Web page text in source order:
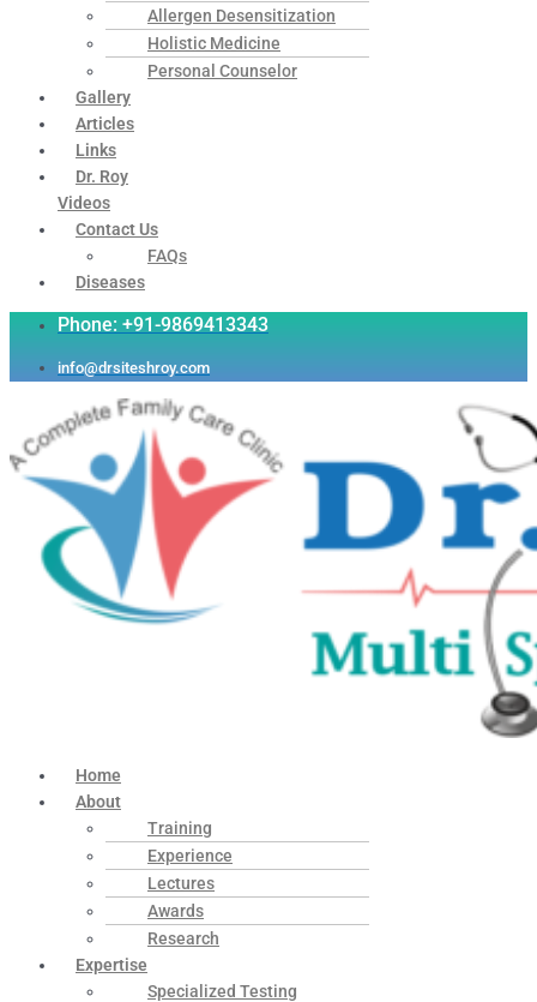
Allergen Desensitization
Holistic Medicine
Personal Counselor
Gallery
Articles
Links
Dr. Roy
Videos
Contact Us
FAQs
Diseases
Phone: +91-9869413343
info@drsiteshroy.com
Home
About
Training
Experience
Lectures
Awards
Research
Expertise
Specialized Testing